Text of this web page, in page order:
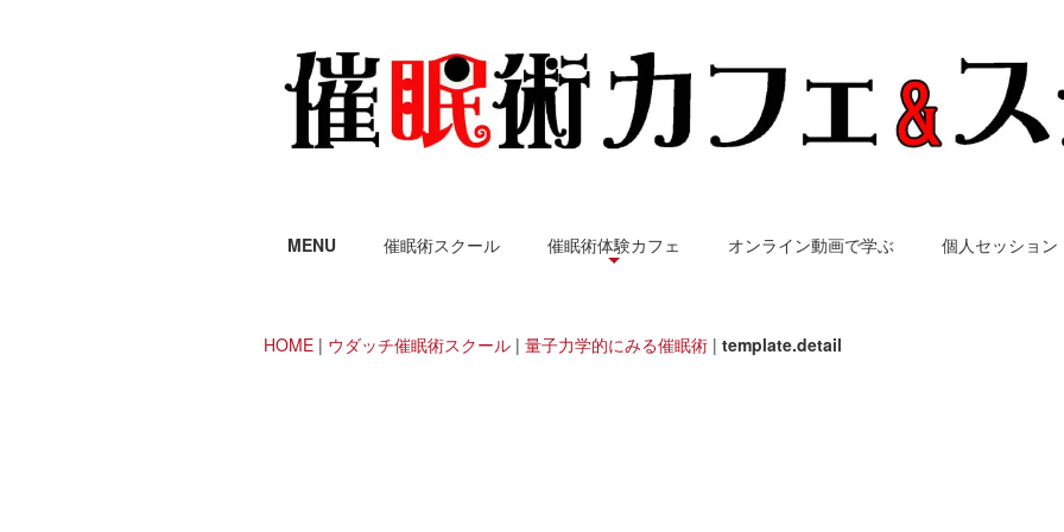
MENU 催眠術スクール 催眠術体験カフェ オンライン動画で学ぶ 個人セッション
HOME | ウダッチ催眠術スクール | 量子力学的にみる催眠術 | template.detail